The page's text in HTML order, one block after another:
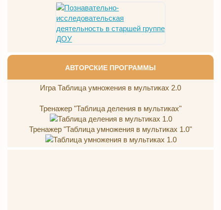
АВТОРСКИЕ ПРОГРАММЫ
Игра Таблица умножения в мультиках 2.0
Тренажер "Таблица деления в мультиках"
Тренажер "Таблица умножения в мультиках 1.0"